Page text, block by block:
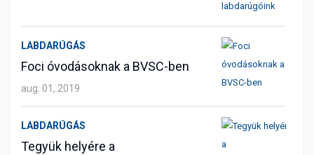
LABDARÚGÁS
Foci óvodásoknak a BVSC-ben
aug. 01, 2019
LABDARÚGÁS
Tegyük helyére a